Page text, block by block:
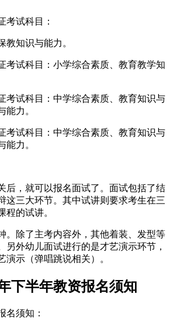
试科目：
教知识与能力。
考试科目：小学综合素质、教育教学知
考试科目：中学综合素质、教育知识与
能力。
考试科目：中学综合素质、教育知识与
能力。
后，就可以报名面试了。面试包括了结
这三大环节。其中试讲则要求考生在三
程的试讲。
。除了主考内容外，其他着装、发型等
另外幼儿面试进行的是才艺演示环节，
演示（弹唱跳说相关）。
下半年教资报名须知
名须知：